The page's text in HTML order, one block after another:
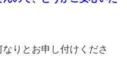
りとお申し付けくださ